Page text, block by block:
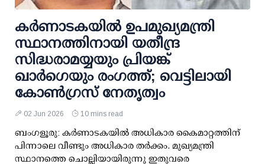
കര്‍ണാടകയില്‍ ഉപമുഖ്യമന്ത്രി
സ്ഥാനത്തിനായി യതീന്ദ്ര
സിദ്ധരാമയ്യയും പ്രിയങ്ക്
ഖാര്‍ഗെയും രംഗത്ത്; വെട്ടിലായി
കോണ്‍ഗ്രസ് നേതൃത്വം
02 Jun 2026 10 mins read
ബംഗളൂരു: കര്‍ണാടകയില്‍ അധികാര കൈമാറ്റത്തിന്
പിന്നാലെ വീണ്ടും അധികാര തര്‍ക്കം. മുഖ്യമന്ത്രി
സ്ഥാനത്തെ ചൊല്ലിയായിരുന്നു ഇതുവരെ